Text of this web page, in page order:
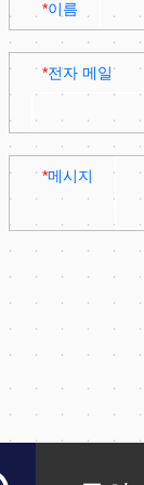
*이름
*전자 메일
*메시지